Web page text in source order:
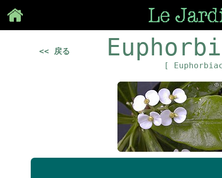
<< 戻る
[